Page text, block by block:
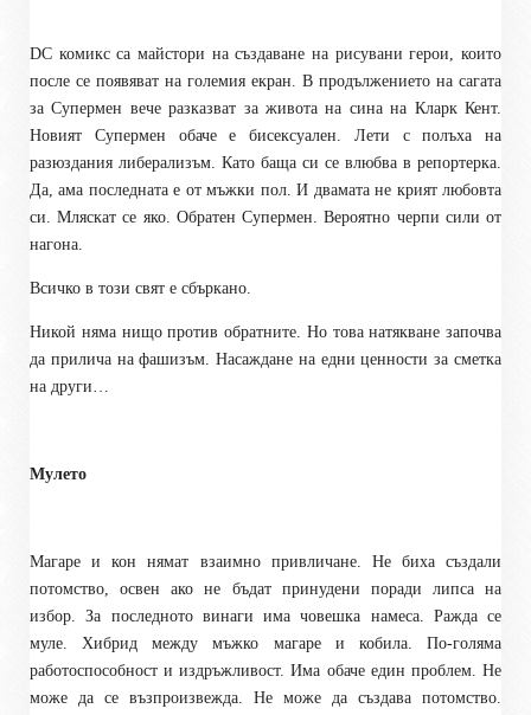
DC комикс са майстори на създаване на рисувани герои, които
после се появяват на големия екран. В продължението на сагата
за Супермен вече разказват за живота на сина на Кларк Кент.
Новият Супермен обаче е бисексуален. Лети с полъха на
разюздания либерализъм. Като баща си се влюбва в репортерка.
Да, ама последната е от мъжки пол. И двамата не крият любовта
си. Мляскат се яко. Обратен Супермен. Вероятно черпи сили от
нагона.
Всичко в този свят е сбъркано.
Никой няма нищо против обратните. Но това натякване започва
да прилича на фашизъм. Насаждане на едни ценности за сметка
на други…
Мулето
Магаре и кон нямат взаимно привличане. Не биха създали
потомство, освен ако не бъдат принудени поради липса на
избор. За последното винаги има човешка намеса. Ражда се
муле. Хибрид между мъжко магаре и кобила. По-голяма
работоспособност и издръжливост. Има обаче един проблем. Не
може да се възпроизвежда. Не може да създава потомство.